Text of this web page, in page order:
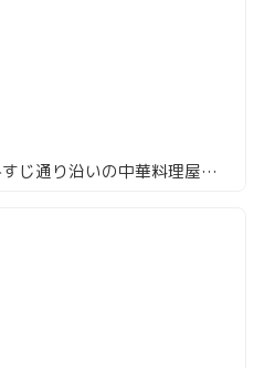
赤坂見附駅のすぐ近く、みすじ通り沿いの中華料理屋「香港亭」